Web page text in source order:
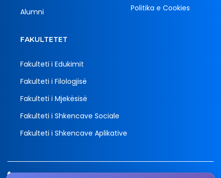
Alumni
Politika e Cookies
FAKULTETET
Fakulteti i Edukimit
Fakulteti i Filologjisë
Fakulteti i Mjekësisë
Fakulteti i Shkencave Sociale
Fakulteti i Shkencave Aplikative
Tel.